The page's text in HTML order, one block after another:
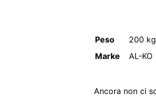
Peso
200 kg
Marke
AL-KO
Ancora non ci